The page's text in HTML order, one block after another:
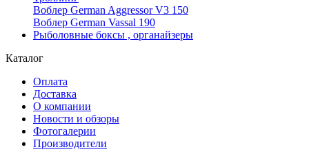
Воблер German Aggressor V3 150
Воблер German Vassal 190
Рыболовные боксы , органайзеры
Каталог
Оплата
Доставка
О компании
Новости и обзоры
Фотогалерии
Производители